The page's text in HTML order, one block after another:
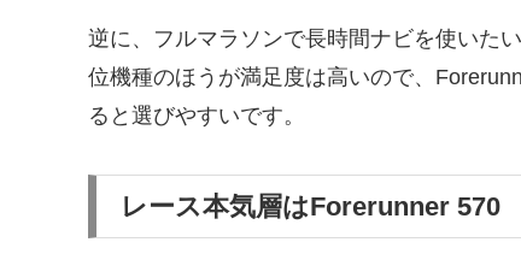
逆に、フルマラソンで長時間ナビを使いた
位機種のほうが満足度は高いので、
ると選びやすいです。
レース本気層はForerunner 570